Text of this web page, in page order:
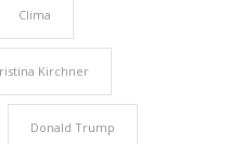
Clima
Kirchner
Donald Trump